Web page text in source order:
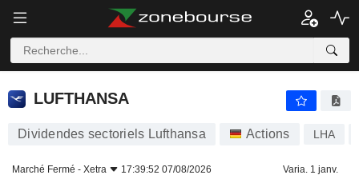
LUFTHANSA
LUFTHANSA
Dividendes sectoriels Lufthansa Actions LHA
Marché Fermé - Xetra 17:39:52 07/08/2026 Varia. 1 janv.